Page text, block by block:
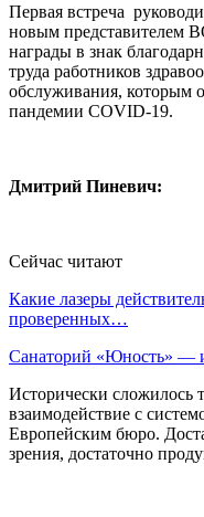
Первая встреча
новым представителем
награды в знак
труда работников
обслуживания, которым
пандемии COVID-19.
Дмитрий Пиневич:
Сейчас читают
Какие лазеры
проверенных…
Санаторий «Юность» —
Исторически сложилось
взаимодействие с
Европейским бюро.
зрения, достаточно